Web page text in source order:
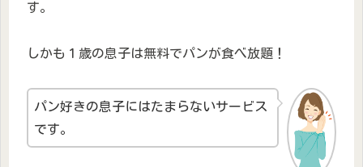
す。
しかも１歳の息子は無料でパンが食べ放題！
パン好きの息子にはたまらないサービス
です。